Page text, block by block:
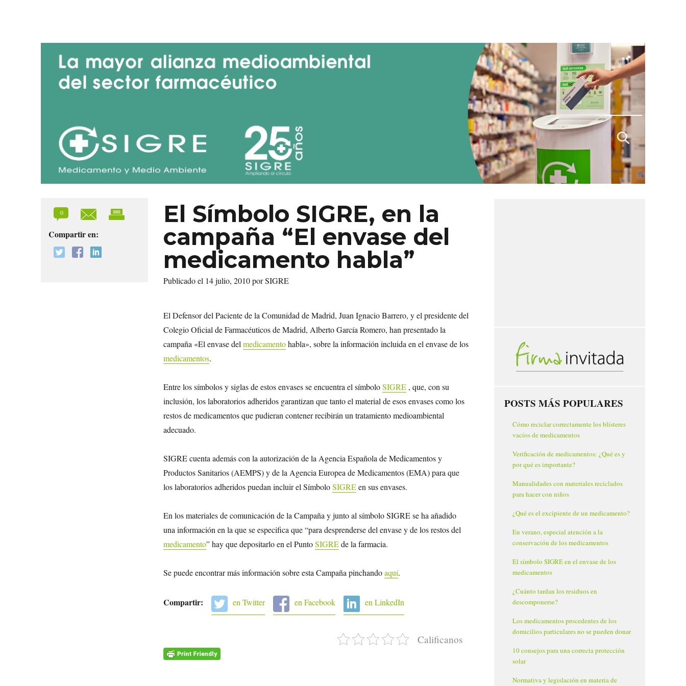
Buscar
por:
El Símbolo SIGRE, en la
campaña “El envase del
medicamento habla”
Publicado el 14 julio, 2010 por SIGRE
El Defensor del Paciente de la Comunidad de Madrid, Juan Ignacio Barrero, y el presidente del
Colegio Oficial de Farmacéuticos de Madrid, Alberto García Romero, han presentado la
campaña «El envase del medicamentohabla», sobre la información incluida en el envase de los
medicamentos.
Entre los símbolos y siglas de estos envases se encuentra el símboloSIGRE, que, con su
inclusión, los laboratorios adheridos garantizan que tanto el material de esos envases como los
restos de medicamentos que pudieran contener recibirán un tratamiento medioambiental
adecuado.
SIGRE cuenta además con la autorización de la Agencia Española de Medicamentos y
Productos Sanitarios (AEMPS) y de la Agencia Europea de Medicamentos (EMA) para que
los laboratorios adheridos puedan incluir el SímboloSIGREen sus envases.
En los materiales de comunicación de la Campaña y junto al símbolo SIGRE se ha añadido
una información en la que se especifica que “para desprenderse del envase y de los restos del
medicamento” hay que depositarlo en el PuntoSIGREde la farmacia.
Se puede encontrar más información sobre esta Campaña pinchandoaquí.
Compartir: en Twitter en Facebook en LinkedIn
Calificanos
0
Compartir en:
POSTS MÁS POPULARES
Cómo reciclar correctamente los blísteres
vacíos de medicamentos
Verificación de medicamentos: ¿Qué es y
por qué es importante?
Manualidades con materiales reciclados
para hacer con niños
¿Qué es el excipiente de un medicamento?
En verano, especial atención a la
conservación de los medicamentos
El símbolo SIGRE en el envase de los
medicamentos
¿Cuánto tardan los residuos en
descomponerse?
Los medicamentos procedentes de los
domicilios particulares no se pueden donar
10 consejos para una correcta protección
solar
Normativa y legislación en materia de